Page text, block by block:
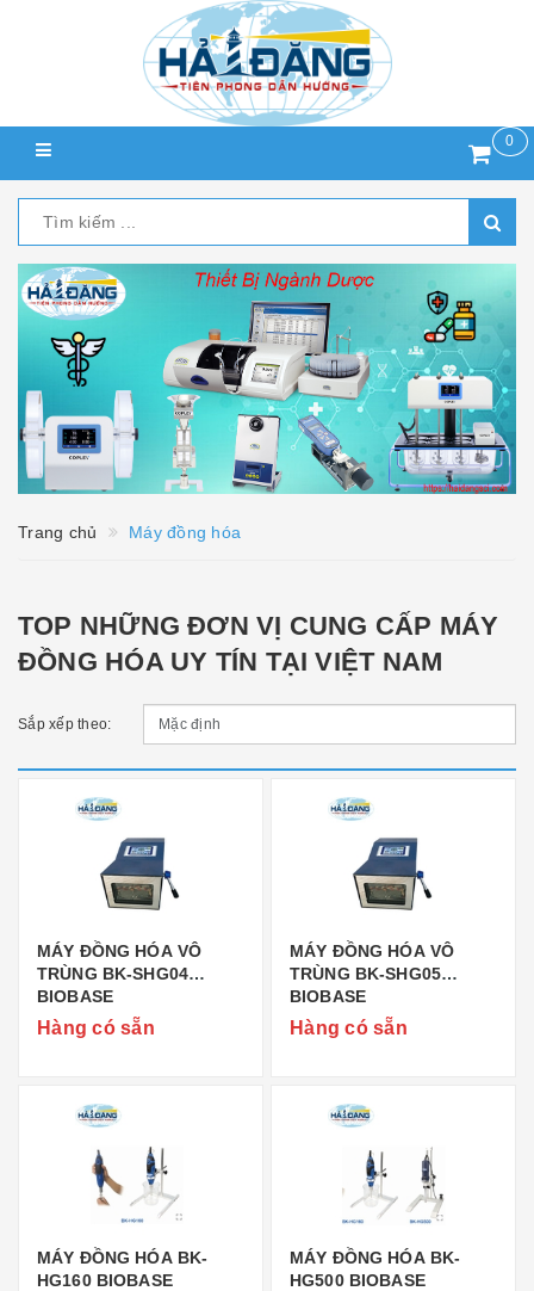
0
Trang chủ Máy đồng hóa
TOP NHỮNG ĐƠN VỊ CUNG CẤP MÁY
ĐỒNG HÓA UY TÍN TẠI VIỆT NAM
Sắp xếp theo:
MÁY ĐỒNG HÓA VÔ
TRÙNG BK-SHG04
BIOBASE
Hàng có sẵn
MÁY ĐỒNG HÓA VÔ
TRÙNG BK-SHG05
BIOBASE
Hàng có sẵn
MÁY ĐỒNG HÓA BK-
HG160 BIOBASE
MÁY ĐỒNG HÓA BK-
HG500 BIOBASE